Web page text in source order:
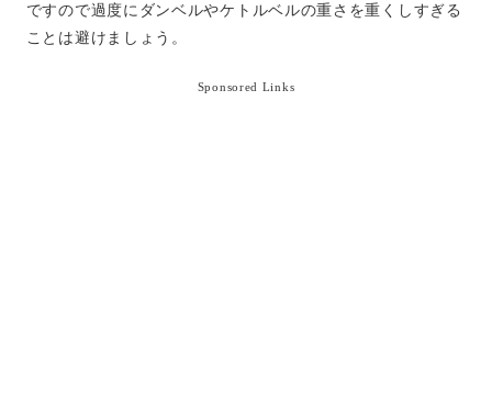
ですので過度にダンベルやケトルベルの重さを重くしすぎる
ことは避けましょう。
Sponsored Links